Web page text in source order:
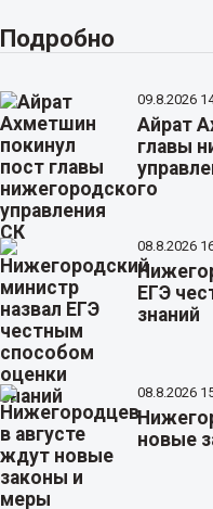
Подробно
09.8.2026
Айрат
главы
08.8.2026
ЕГЭ
знаний
08.8.2026
новые